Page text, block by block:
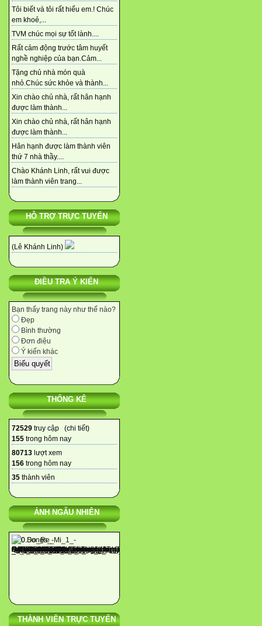
Tôi biết và tôi rất hiểu em.! Chúc
em khoẻ,...
TVM chúc mọi sự tốt lành....
Rất cảm động trước tâm huyết
nghề nghiệp của bạn.Cảm...
Tặng chủ nhà món quà
nhỏ.Chúc sức khỏe và thành...
Xin chào chủ nhà, rất hân hạnh
được làm thành...
Xin chào chủ nhà, rất hân hạnh
được làm thành...
Hân hạnh được làm thành viên
thứ 7 nhà thầy....
Chào Khánh Linh, rất vui được
làm thành viên trang...
HỖ TRỢ TRỰC TUYẾN
(Lê Khánh Linh)
ĐIỀU TRA Ý KIẾN
Bạn thấy trang này như thế nào?
Đẹp
Bình thường
Đơn điệu
Ý kiến khác
THỐNG KÊ
72529 truy cập (chi tiết)
155 trong hôm nay
80713 lượt xem
156 trong hôm nay
35 thành viên
ẢNH NGẪU NHIÊN
THÀNH VIÊN TRỰC TUYẾN